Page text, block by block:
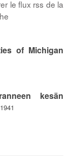
le flux rss de la
of Michigan
kesän